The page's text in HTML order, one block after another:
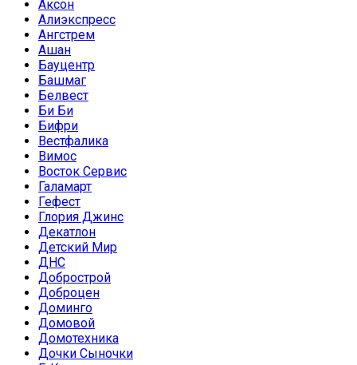
Аксон
Алиэкспресс
Ангстрем
Ашан
Бауцентр
Башмаг
Белвест
Би Би
Бифри
Вестфалика
Вимос
Восток Сервис
Галамарт
Гефест
Глория Джинс
Декатлон
Детский Мир
ДНС
Добрострой
Доброцен
Доминго
Домовой
Домотехника
Дочки Сыночки